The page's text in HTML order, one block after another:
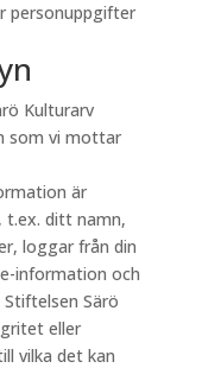
personuppgifter
Kulturarv
som vi mottar
är
t.ex. ditt namn,
loggar från din
information och
Särö
eller
vilka det kan